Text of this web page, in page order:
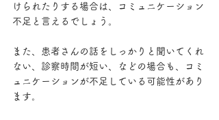
けられたりする場合は、コミュニケーション
不足と言えるでしょう。
また、患者さんの話をしっかりと聞いてくれ
ない、診察時間が短い、などの場合も、コミ
ュニケーションが不足している可能性があり
ます。